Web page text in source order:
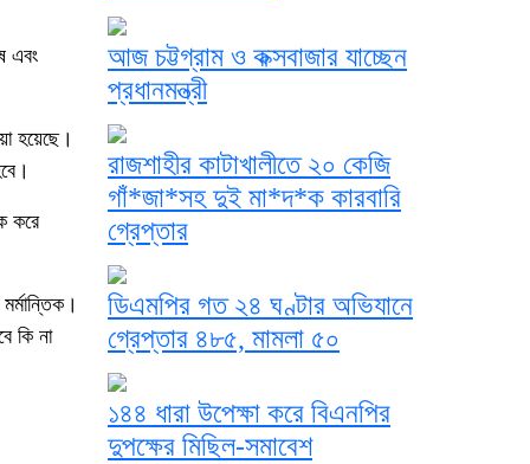
এবং
হয়েছে।
করে
কি না
আজ চট্টগ্রাম ও কক্সবাজার যাচ্ছেন
প্রধানমন্ত্রী
রাজশাহীর কাটাখালীতে ২০ কেজি
গাঁ*জা*সহ দুই মা*দ*ক কারবারি
গ্রেপ্তার
ডিএমপির গত ২৪ ঘণ্টার অভিযানে
গ্রেপ্তার ৪৮৫, মামলা ৫০
১৪৪ ধারা উপেক্ষা করে বিএনপির
দুপক্ষের মিছিল-সমাবেশ